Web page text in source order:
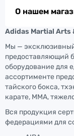
О нашем
Adidas Martial Arts
Мы —
предоставляющий
оборудование для
ассортименте
тайского бокса,
карате, ММА,
Вся продукция
федерациями для